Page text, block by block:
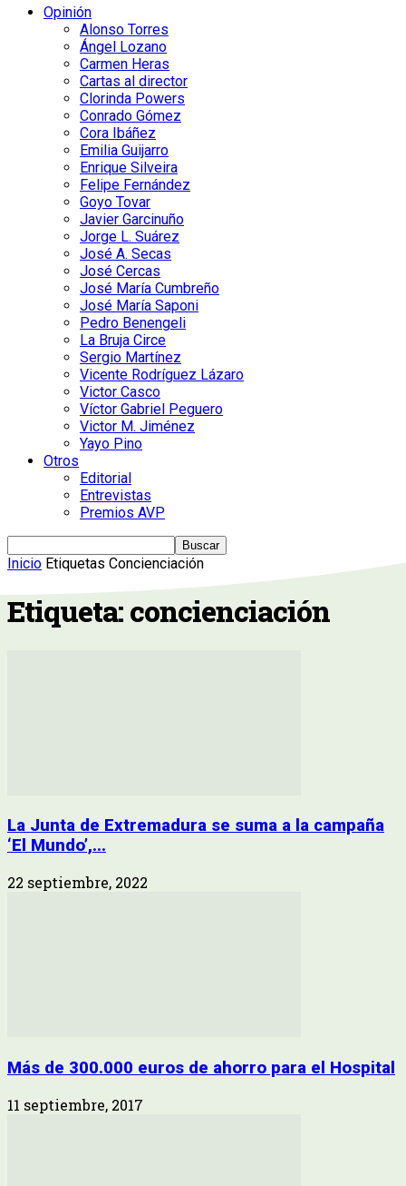
Opinión
Alonso Torres
Ángel Lozano
Carmen Heras
Cartas al director
Clorinda Powers
Conrado Gómez
Cora Ibáñez
Emilia Guijarro
Enrique Silveira
Felipe Fernández
Goyo Tovar
Javier Garcinuño
Jorge L. Suárez
José A. Secas
José Cercas
José María Cumbreño
José María Saponi
Pedro Benengeli
La Bruja Circe
Sergio Martínez
Vicente Rodríguez Lázaro
Victor Casco
Víctor Gabriel Peguero
Victor M. Jiménez
Yayo Pino
Otros
Editorial
Entrevistas
Premios AVP
Inicio Etiquetas Concienciación
Etiqueta: concienciación
La Junta de Extremadura se suma a la campaña
‘El Mundo’,...
22 septiembre, 2022
Más de 300.000 euros de ahorro para el Hospital
11 septiembre, 2017